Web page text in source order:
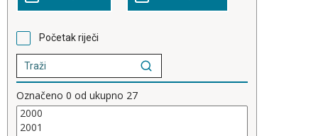
Početak riječi
Označeno 0 od ukupno 27